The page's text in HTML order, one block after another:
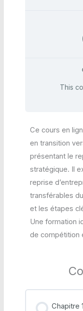
This
Ce cours en
en transition
présentant le
stratégique. Il
reprise
transférables
et les étapes
Une formation
de compétition
Chapitre 1